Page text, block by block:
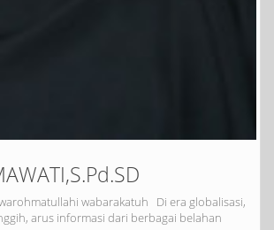
wabarakatuh Di era globalisasi,
arus informasi dari berbagai belahan